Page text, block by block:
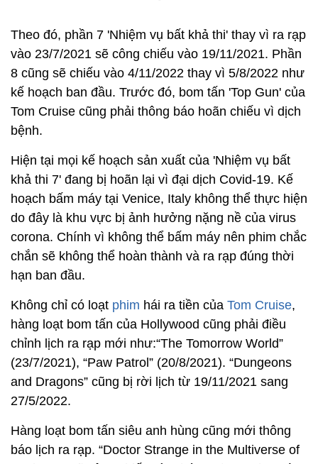
Theo đó, phần 7 'Nhiệm vụ bất khả thi' thay vì ra rạp
vào 23/7/2021 sẽ công chiếu vào 19/11/2021. Phần
8 cũng sẽ chiếu vào 4/11/2022 thay vì 5/8/2022 như
kế hoạch ban đầu. Trước đó, bom tấn 'Top Gun' của
Tom Cruise cũng phải thông báo hoãn chiếu vì dịch
bệnh.
Hiện tại mọi kế hoạch sản xuất của 'Nhiệm vụ bất
khả thi 7' đang bị hoãn lại vì đại dịch Covid-19. Kế
hoạch bấm máy tại Venice, Italy không thể thực hiện
do đây là khu vực bị ảnh hưởng nặng nề của virus
corona. Chính vì không thể bấm máy nên phim chắc
chắn sẽ không thể hoàn thành và ra rạp đúng thời
hạn ban đầu.
Không chỉ có loạt phim hái ra tiền của Tom Cruise,
hàng loạt bom tấn của Hollywood cũng phải điều
chỉnh lịch ra rạp mới như:“The Tomorrow World”
(23/7/2021), “Paw Patrol” (20/8/2021). “Dungeons
and Dragons” cũng bị rời lịch từ 19/11/2021 sang
27/5/2022.
Hàng loạt bom tấn siêu anh hùng cũng mới thông
báo lịch ra rạp. “Doctor Strange in the Multiverse of